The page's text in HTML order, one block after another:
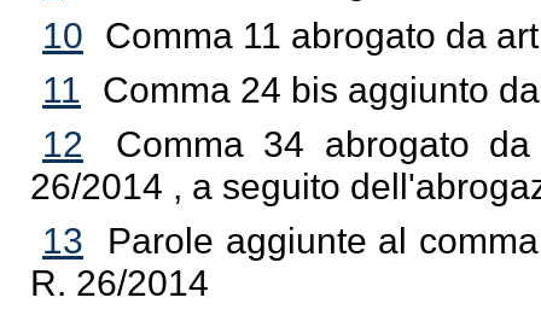
10 Comma 11 abrogato da
11 Comma 24 bis aggiunto
12
Comma 34 abrogato
26/2014 , a seguito
13
Parole aggiunte al
R. 26/2014